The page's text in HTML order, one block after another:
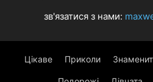
зв'язатися з нами:
Цікаве Приколи